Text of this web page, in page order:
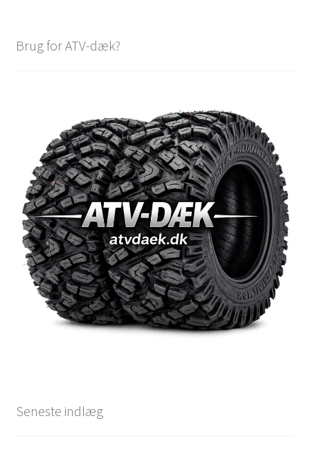
Brug for ATV-dæk?
Seneste indlæg